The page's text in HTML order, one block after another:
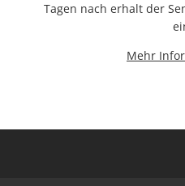
Tagen nach erhalt der
Mehr